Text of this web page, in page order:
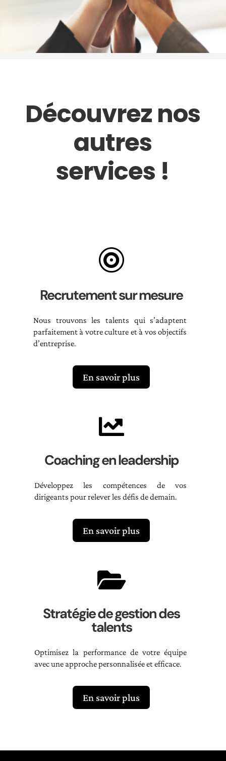
Découvrez nos
autres
services !

Recrutement sur mesure
Nous trouvons les talents qui s’adaptent
parfaitement à votre culture et à vos objectifs
d’entreprise.
En savoir plus

Coaching en leadership
Développez les compétences de vos
dirigeants pour relever les défis de demain.
En savoir plus

Stratégie de gestion des
talents
Optimisez la performance de votre équipe
avec une approche personnalisée et efficace.
En savoir plus